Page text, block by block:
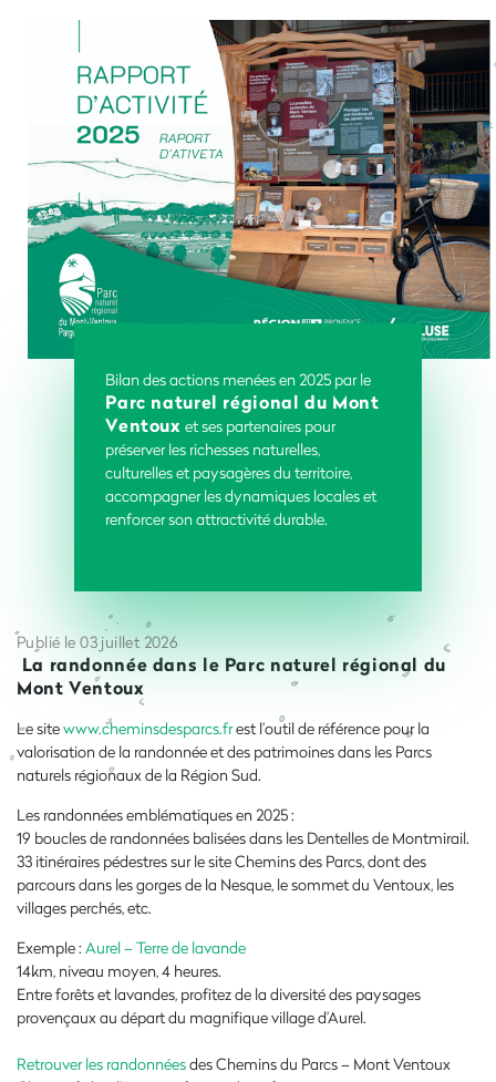
Bilan des actions menées en 2025 par le
Parc naturel régional du Mont
Ventoux et ses partenaires pour
préserver les richesses naturelles,
culturelles et paysagères du territoire,
accompagner les dynamiques locales et
renforcer son attractivité durable.
Publié le 03 juillet 2026
La randonnée dans le Parc naturel régional du
Mont Ventoux
Le sitewww.cheminsdesparcs.frest l’outil de référence pour la
valorisation de la randonnée et des patrimoines dans les Parcs
naturels régionaux de la Région Sud.
Les randonnées emblématiques en 2025 :
19 boucles de randonnées balisées dans les Dentelles de Montmirail.
33 itinéraires pédestres sur le site Chemins des Parcs, dont des
parcours dans les gorges de la Nesque, le sommet du Ventoux, les
villages perchés, etc.
Exemple : Aurel – Terre de lavande
14km, niveau moyen, 4 heures.
Entre forêts et lavandes, profitez de la diversité des paysages
provençaux au départ du magnifique village d’Aurel.
Retrouver les randonnéesdes Chemins du Parcs – Mont Ventoux